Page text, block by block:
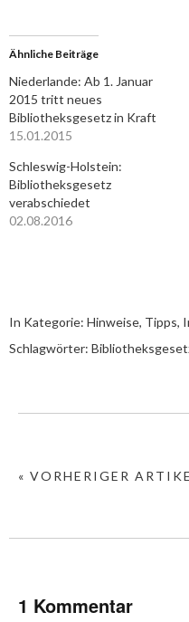
Ähnliche Beiträge
Niederlande: Ab 1. Januar
2015 tritt neues
Bibliotheksgesetz in Kraft
15.01.2015
Schleswig-Holstein:
Bibliotheksgesetz
verabschiedet
02.08.2016
In Kategorie: Hinweise, Tipps,
Schlagwörter:
« VORHERIGER
1 Kommentar